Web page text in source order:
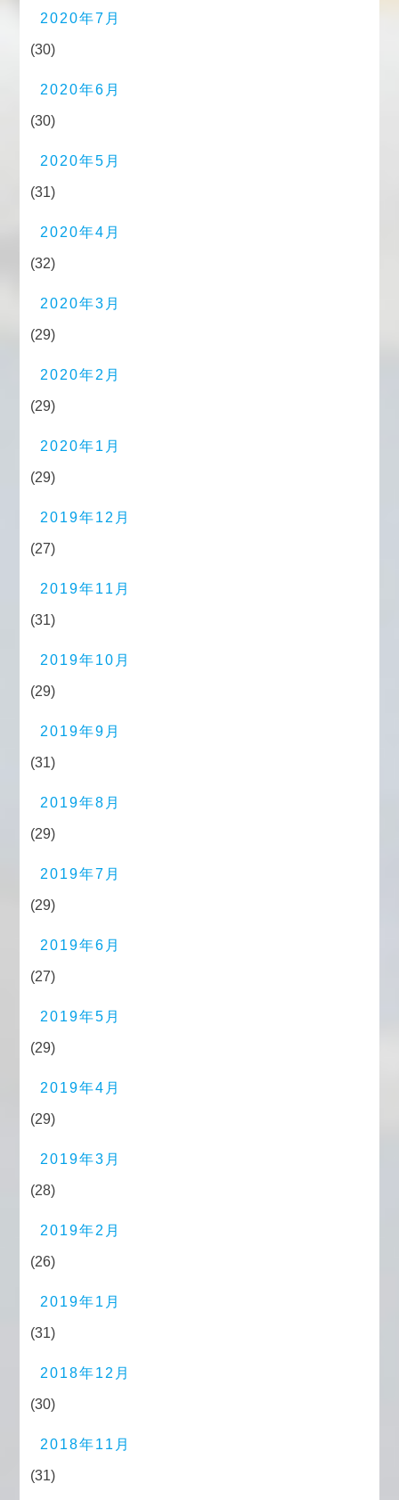
2020年7月
(30)
2020年6月
(30)
2020年5月
(31)
2020年4月
(32)
2020年3月
(29)
2020年2月
(29)
2020年1月
(29)
2019年12月
(27)
2019年11月
(31)
2019年10月
(29)
2019年9月
(31)
2019年8月
(29)
2019年7月
(29)
2019年6月
(27)
2019年5月
(29)
2019年4月
(29)
2019年3月
(28)
2019年2月
(26)
2019年1月
(31)
2018年12月
(30)
2018年11月
(31)